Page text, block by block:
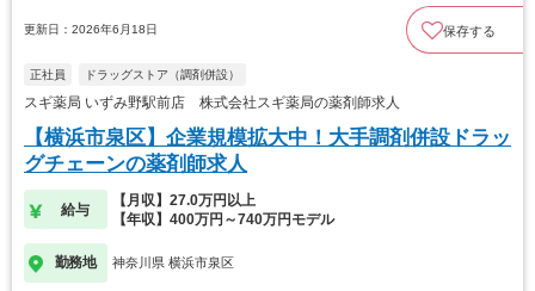
更新日：2026年6月18日 保存する
正社員 ドラッグストア（調剤併設）
スギ薬局 いずみ野駅前店 株式会社スギ薬局の薬剤師求人
【横浜市泉区】企業規模拡大中！大手調剤併設ドラッ
グチェーンの薬剤師求人
給与
【月収】27.0万円以上
【年収】400万円～740万円モデル
勤務地 神奈川県 横浜市泉区